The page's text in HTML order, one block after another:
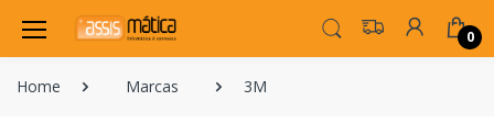
0
Home Marcas 3M